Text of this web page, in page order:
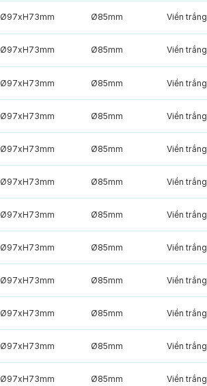
Ø97xH73mm Ø85mm Viền trắng
Ø97xH73mm Ø85mm Viền trắng
Ø97xH73mm Ø85mm Viền trắng
Ø97xH73mm Ø85mm Viền trắng
Ø97xH73mm Ø85mm Viền trắng
Ø97xH73mm Ø85mm Viền trắng
Ø97xH73mm Ø85mm Viền trắng
Ø97xH73mm Ø85mm Viền trắng
Ø97xH73mm Ø85mm Viền trắng
Ø97xH73mm Ø85mm Viền trắng
Ø97xH73mm Ø85mm Viền trắng
Ø97xH73mm Ø85mm Viền trắng